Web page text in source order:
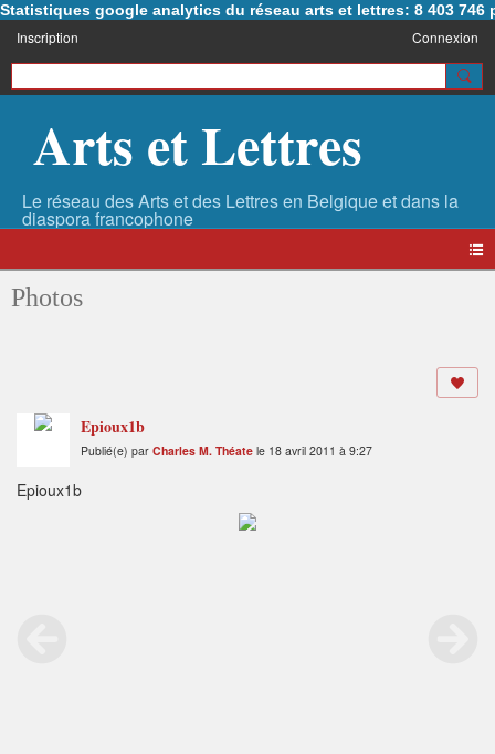
Statistiques google analytics du réseau arts et lettres: 8 403 746
Inscription Connexion
Arts et Lettres
Photos
Epioux1b
Publié(e) par Charles M. Théate le 18 avril 2011 à 9:27
Epioux1b